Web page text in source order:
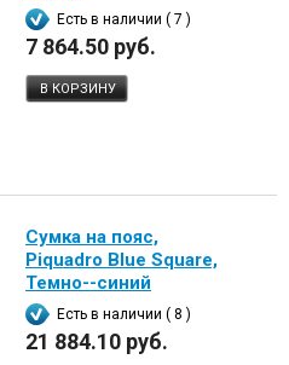
Есть в наличии ( 7 )
7 864.50 руб.
В КОРЗИНУ
Сумка на пояс,
Piquadro Blue Square,
Темно--синий
Есть в наличии ( 8 )
21 884.10 руб.